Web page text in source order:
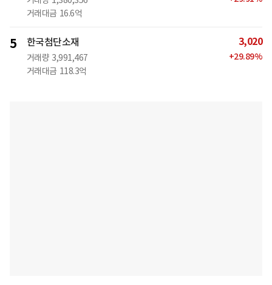
거래대금 16.6억
5 한국첨단소재
거래량 3,991,467
거래대금 118.3억
3,020
+29.89%